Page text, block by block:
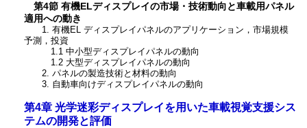
第4節 有機ELディスプレイの市場・技術動向と車載用パネル
適用への動き
1. 有機EL ディスプレイパネルのアプリケーション，市場規模
予測，投資
1.1 中小型ディスプレイパネルの動向
1.2 大型ディスプレイパネルの動向
2. パネルの製造技術と材料の動向
3. 自動車向けディスプレイパネルの動向
第4章 光学迷彩ディスプレイを用いた車載視覚支援シス
テムの開発と評価